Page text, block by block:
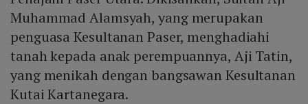
Muhammad Alamsyah, yang merupakan
penguasa Kesultanan Paser, menghadiahi
tanah kepada anak perempuannya, Aji Tatin,
yang menikah dengan bangsawan Kesultanan
Kutai Kartanegara.